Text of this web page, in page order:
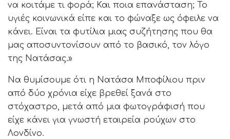
να κοιτάμε τι φορά; Και ποια επανάσταση; Το
υγιές κοινωνικά είπε και το φώναξε ως όφειλε να
κάνει. Είναι τα φυτίλια μιας συζήτησης που θα
μας αποσυντονίσουν από το βασικό, τον λόγο
της Νατάσας.»
Να θυμίσουμε ότι η Νατάσα Μποφίλιου πριν
από δύο χρόνια είχε βρεθεί ξανά στο
στόχαστρο, μετά από μια φωτογράφισή που
είχε κάνει για γνωστή εταιρεία ρούχων στο
Λονδίνο.